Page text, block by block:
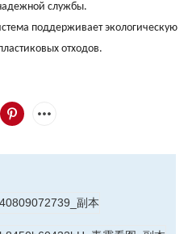
службы.
поддерживает экологическую
отходов.